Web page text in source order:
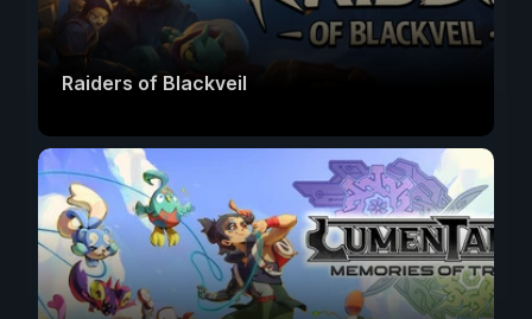
Raiders of Blackveil